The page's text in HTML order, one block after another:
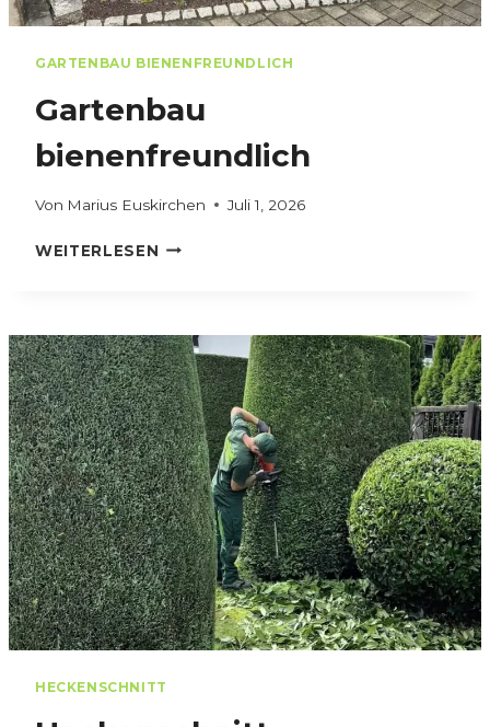
GARTENBAU BIENENFREUNDLICH
Gartenbau
bienenfreundlich
Von Marius Euskirchen Juli 1, 2026
WEITERLESEN G
E
N
B
A
U
B
I
E
N
E
N
F
R
E
N
HECKENSCHNITT